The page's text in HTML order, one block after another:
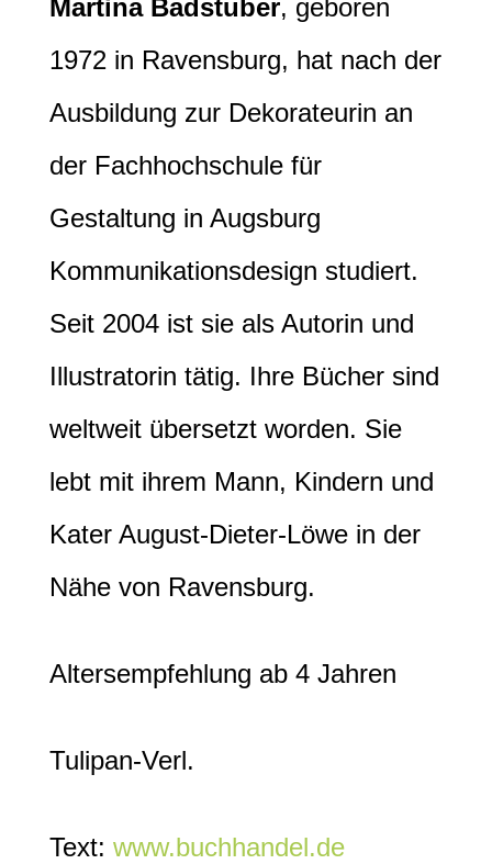
Martina Badstuber, geboren
1972 in Ravensburg, hat nach der
Ausbildung zur Dekorateurin an
der Fachhochschule für
Gestaltung in Augsburg
Kommunikationsdesign studiert.
Seit 2004 ist sie als Autorin und
Illustratorin tätig. Ihre Bücher sind
weltweit übersetzt worden. Sie
lebt mit ihrem Mann, Kindern und
Kater August-Dieter-Löwe in der
Nähe von Ravensburg.
Altersempfehlung ab 4 Jahren
Tulipan-Verl.
Text: www.buchhandel.de